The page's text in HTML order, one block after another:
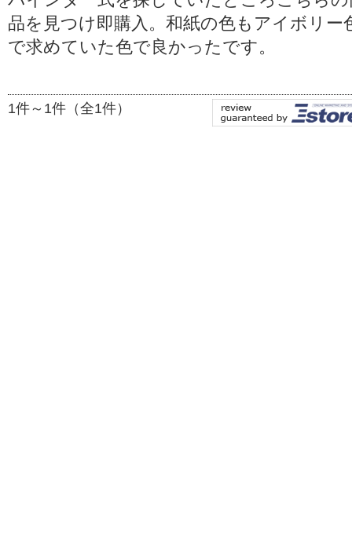
品を見つけ即購入。和紙の色もアイボリー
で求めていた色で良かったです。
1件～1件（全1件）